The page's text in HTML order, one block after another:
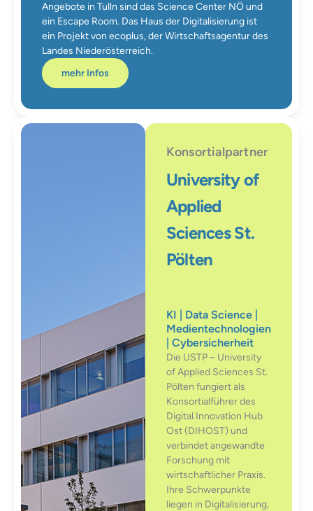
Angebote in Tulln sind das Science Center NÖ und
ein Escape Room. Das Haus der Digitalisierung ist
ein Projekt von ecoplus, der Wirtschaftsagentur des
Landes Niederösterreich.
mehr Infos
Konsortialpartner
University of
Applied
Sciences St.
Pölten
KI | Data Science |
Medientechnologien
| Cybersicherheit
Die USTP – University
of Applied Sciences St.
Pölten fungiert als
Konsortialführer des
Digital Innovation Hub
Ost (DIHOST) und
verbindet angewandte
Forschung mit
wirtschaftlicher Praxis.
Ihre Schwerpunkte
liegen in Digitalisierung,